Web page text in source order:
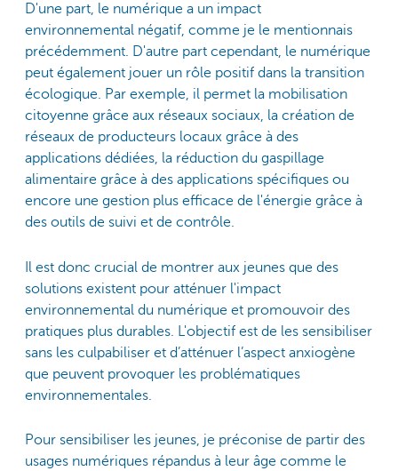
D'une part, le numérique a un impact
environnemental négatif, comme je le mentionnais
précédemment. D'autre part cependant, le numérique
peut également jouer un rôle positif dans la transition
écologique. Par exemple, il permet la mobilisation
citoyenne grâce aux réseaux sociaux, la création de
réseaux de producteurs locaux grâce à des
applications dédiées, la réduction du gaspillage
alimentaire grâce à des applications spécifiques ou
encore une gestion plus efficace de l'énergie grâce à
des outils de suivi et de contrôle.
Il est donc crucial de montrer aux jeunes que des
solutions existent pour atténuer l'impact
environnemental du numérique et promouvoir des
pratiques plus durables. L'objectif est de les sensibiliser
sans les culpabiliser et d’atténuer l’aspect anxiogène
que peuvent provoquer les problématiques
environnementales.
Pour sensibiliser les jeunes, je préconise de partir des
usages numériques répandus à leur âge comme le